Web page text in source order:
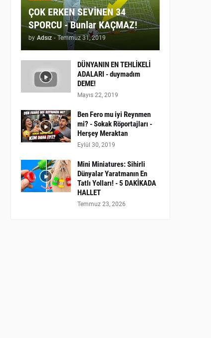
ÇOK ERKEN SEVİNEN 34
SPORCU - Bunlar KAÇMAZ!
by Adsız - Temmuz 31, 2019
DÜNYANIN EN TEHLİKELİ
ADALARI - duymadım
DEME!
Mayıs 22, 2019
Ben Fero mu iyi Reynmen
mi? - Sokak Röportajları -
Herşey Meraktan
Eylül 30, 2019
Mini Miniatures: Sihirli
Dünyalar Yaratmanın En
Tatlı Yolları! - 5 DAKİKADA
HALLET
Temmuz 23, 2026